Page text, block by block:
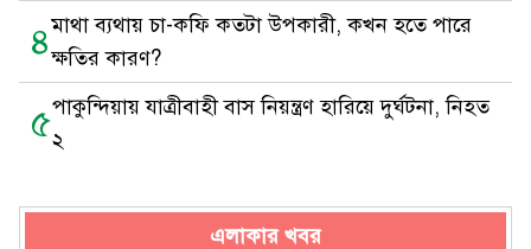
৪মাথা ব্যথায় চা-কফি কতটা উপকারী, কখন হতে পারে
ক্ষতির কারণ?
৫পাকুন্দিয়ায় যাত্রীবাহী বাস নিয়ন্ত্রণ হারিয়ে দুর্ঘটনা, নিহত
২
এলাকার খবর